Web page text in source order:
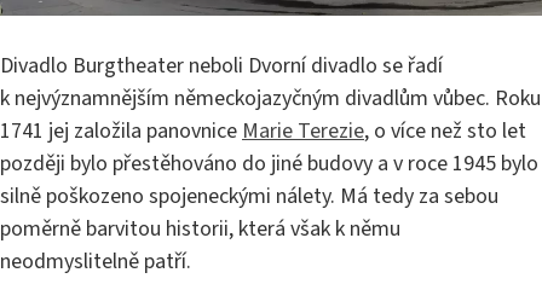
Divadlo Burgtheater neboli Dvorní divadlo se řadí
k nejvýznamnějším německojazyčným divadlům vůbec. Roku
1741 jej založila panovniceMarie Terezie, o více než sto let
později bylo přestěhováno do jiné budovy a v roce 1945 bylo
silně poškozeno spojeneckými nálety. Má tedy za sebou
poměrně barvitou historii, která však k němu
neodmyslitelně pat­ří.